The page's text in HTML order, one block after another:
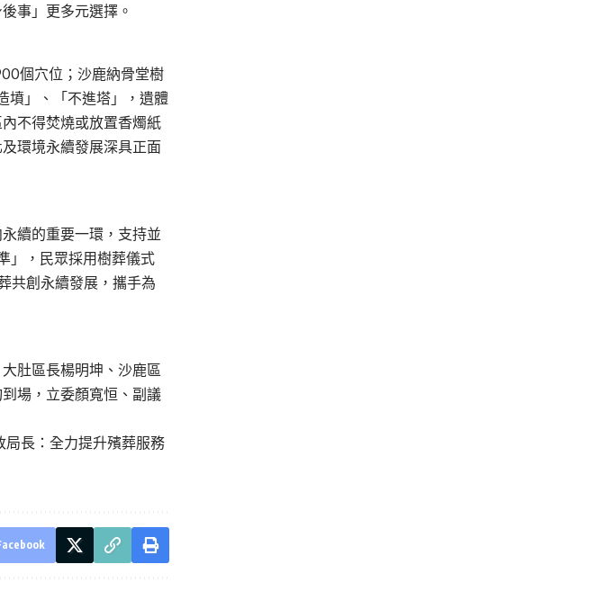
事」更多元選擇。
個穴位；沙鹿納骨堂樹
墳」、「不進塔」，遺體
不得焚燒或放置香燭紙
環境永續發展深具正面
續的重要一環，支持並
」，民眾採用樹葬儀式
共創永續發展，攜手為
肚區長楊明坤、沙鹿區
場，立委顏寬恒、副議
長：全力提升殯葬服務